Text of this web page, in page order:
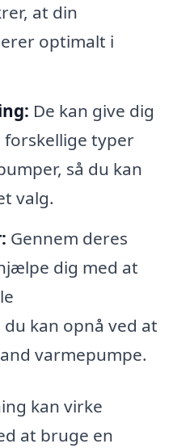
at din
optimalt i
De kan give dig
typer
så du kan
valg.
Gennem deres
dig med at
kan opnå ved at
varmepumpe.
kan virke
at bruge en